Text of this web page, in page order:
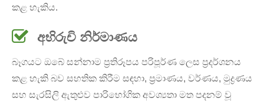
කළ හැකිය.
අභිරුචි නිර්මාණය
බෑගයට ඔබේ සන්නාම ප්‍රතිරූපය පරිපූර්ණ ලෙස ප්‍රදර්ශනය
කළ හැකි බව සහතික කිරීම සඳහා, ප්‍රමාණය, වර්ණය, මුද්‍රණය
සහ සැරසිලි ඇතුළුව පාරිභෝගික අවශ්‍යතා මත පදනම් වූ